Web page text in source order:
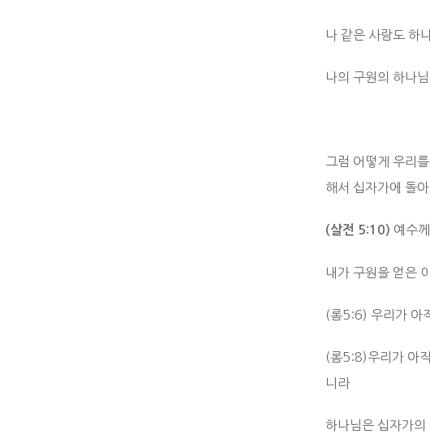
나 같은 사람도 하
나의 구원의 하나
그럼 어떻게 우리
해서 십자가에 돌
( 살전 5:10) 예수
내가 구원을 얻은
(롬5:6) 우리가 아
(롬5:8)우리가 아
니라
하나님은 십자가